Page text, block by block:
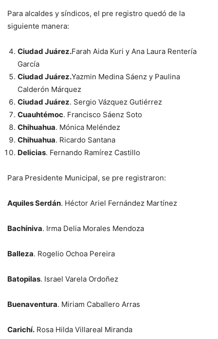
Para alcaldes y síndicos, el pre registro quedó de la
siguiente manera:
Ciudad Juárez.Farah Aida Kuri y Ana Laura Rentería
García
Ciudad Juárez.Yazmin Medina Sáenz y Paulina
Calderón Márquez
Ciudad Juárez. Sergio Vázquez Gutiérrez
Cuauhtémoc. Francisco Sáenz Soto
Chihuahua. Mónica Meléndez
Chihuahua. Ricardo Santana
Delicias. Fernando Ramírez Castillo
Para Presidente Municipal, se pre registraron:
Aquiles Serdán. Héctor Ariel Fernández Martínez
Bachíniva. Irma Delia Morales Mendoza
Balleza. Rogelio Ochoa Pereira
Batopilas. Israel Varela Ordoñez
Buenaventura. Miriam Caballero Arras
Carichí. Rosa Hilda Villareal Miranda